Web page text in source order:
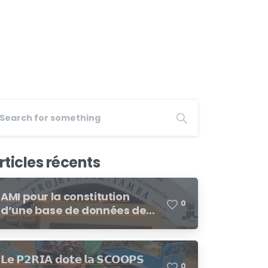
récents
AMI pour la constitution
d’une base de données de
fournisseurs/prestataires
dans le cadre des
procédures de demandes
0
𝗟𝗲 𝗣𝟮𝗥𝗜𝗔 𝗱𝗼𝘁𝗲 𝗹𝗮 𝗦𝗖𝗢𝗢𝗣𝗦